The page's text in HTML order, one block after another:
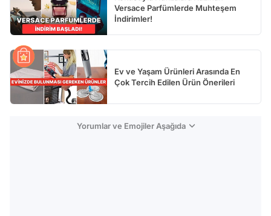
Versace Parfümlerde Muhteşem
İndirimler!
Ev ve Yaşam Ürünleri Arasında En
Çok Tercih Edilen Ürün Önerileri
Yorumlar ve Emojiler Aşağıda